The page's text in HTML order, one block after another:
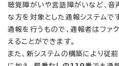
聴覚障がいや言語障がいなど、
な方を対象とした通報システムで
通報を行うもので、通報者はファ
えることができます。
また、新システムの構築により従